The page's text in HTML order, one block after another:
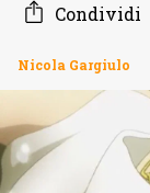
Condividi
Nicola Gargiulo